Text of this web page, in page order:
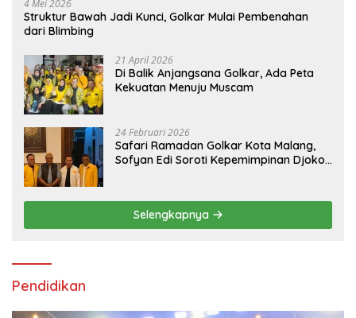
4 Mei 2026
Struktur Bawah Jadi Kunci, Golkar Mulai Pembenahan
dari Blimbing
21 April 2026
Di Balik Anjangsana Golkar, Ada Peta
Kekuatan Menuju Muscam
24 Februari 2026
Safari Ramadan Golkar Kota Malang,
Sofyan Edi Soroti Kepemimpinan Djoko
Selengkapnya
Pendidikan